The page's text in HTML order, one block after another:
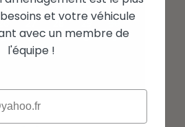
et votre véhicule
avec un membre de
l'équipe !